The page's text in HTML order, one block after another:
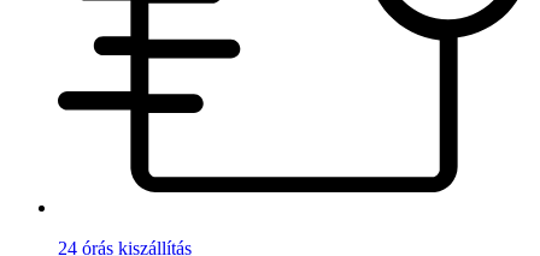
24 órás kiszállítás